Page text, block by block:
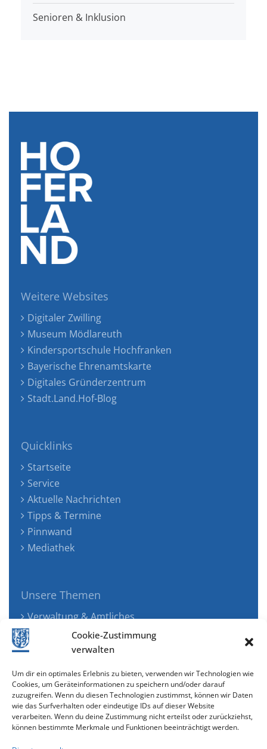
Cookie-Zustimmung
verwalten
Um dir ein optimales Erlebnis zu bieten, verwenden wir Technologien wie
Cookies, um Geräteinformationen zu speichern und/oder darauf
zuzugreifen. Wenn du diesen Technologien zustimmst, können wir Daten
wie das Surfverhalten oder eindeutige IDs auf dieser Website
verarbeiten. Wenn du deine Zustimmung nicht erteilst oder zurückziehst,
können bestimmte Merkmale und Funktionen beeinträchtigt werden.
Senioren & Inklusion
Weitere Websites
Digitaler Zwilling
Museum Mödlareuth
Kindersportschule Hochfranken
Bayerische Ehrenamtskarte
Digitales Gründerzentrum
Stadt.Land.Hof-Blog
Quicklinks
Startseite
Service
Aktuelle Nachrichten
Tipps & Termine
Pinnwand
Mediathek
Unsere Themen
Verwaltung & Amtliches
Jugend, Familie & Gesundheit
Tourismus, Freizeit & Ökologie
Wirtschaft & Verkehr
Senioren & Inklusion